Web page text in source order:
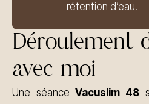
rétention d’eau.
Déroulement
avec moi
Une séanceVacuslim 48